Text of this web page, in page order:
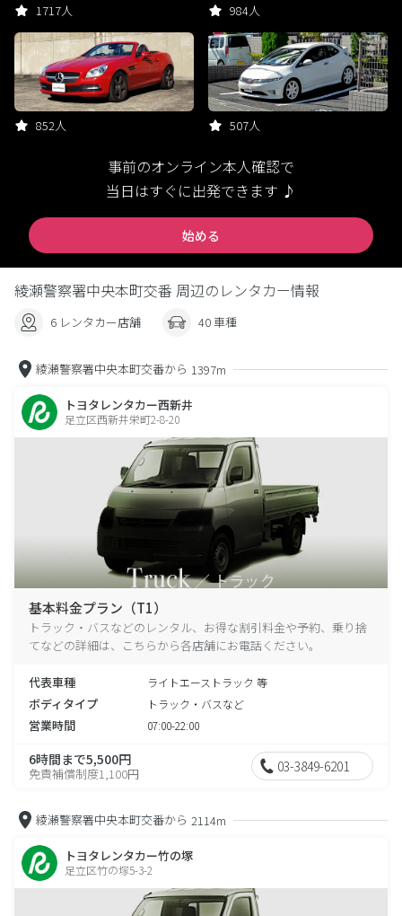
1717人 984人
852人 507人
事前のオンライン本人確認で
当日はすぐに出発できます ♪
始める
綾瀬警察署中央本町交番 周辺のレンタカー情報
6 レンタカー店舗 40 車種
綾瀬警察署中央本町交番から 1397m
トヨタレンタカー西新井
足立区西新井栄町2-8-20
基本料金プラン（T1）
トラック・バスなどのレンタル、お得な割引料金や予約、乗り捨
てなどの詳細は、こちらから各店舗にお電話ください。
代表車種 ライトエーストラック 等
ボディタイプ トラック・バスなど
営業時間 07:00-22:00
6時間まで5,500円
免責補償制度1,100円 03-3849-6201
綾瀬警察署中央本町交番から 2114m
トヨタレンタカー竹の塚
足立区竹の塚5-3-2